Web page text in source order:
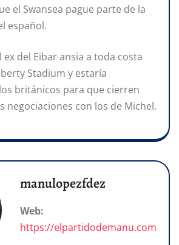
el Swansea pague parte de la
español.
ex del Eibar ansia a toda costa
Stadium y estaría
británicos para que cierren
negociaciones con los de Michel.
manulopezfdez
Web:
https://elpartidodemanu.com